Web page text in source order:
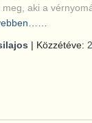
aki a
| Közzétéve: